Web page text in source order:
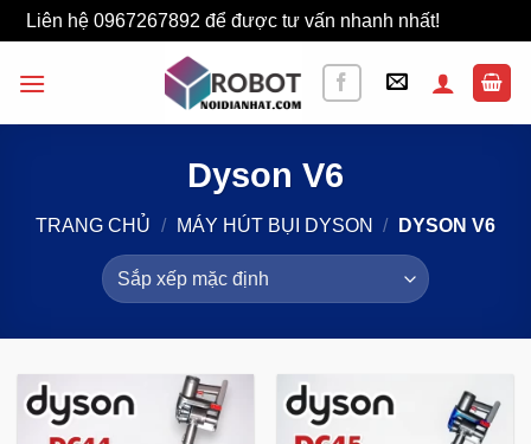
Liên hệ 0967267892 để được tư vấn nhanh nhất!
qua
Dyson V6
TRANG CHỦ / MÁY HÚT BỤI DYSON / DYSON V6